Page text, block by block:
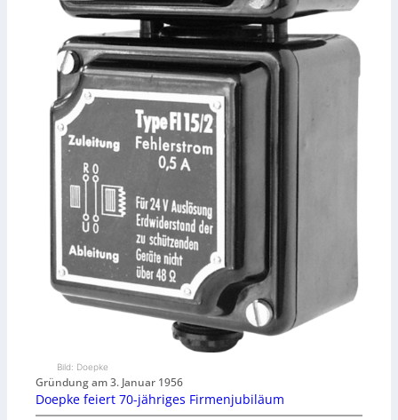
Bild: Doepke
Gründung am 3. Januar 1956
Doepke feiert 70-jähriges Firmenjubiläum